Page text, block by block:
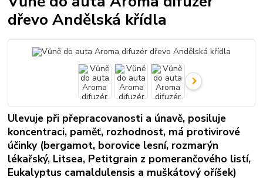
dřevo Andělská křídla
Ulevuje při přepracovanosti a únavě, posiluje
koncentraci, paměť, rozhodnost, má protivirové
účinky (bergamot, borovice lesní, rozmarýn
lékařský, Litsea, Petitgrain z pomerančového listí,
Eukalyptus camaldulensis a muškátový oříšek)